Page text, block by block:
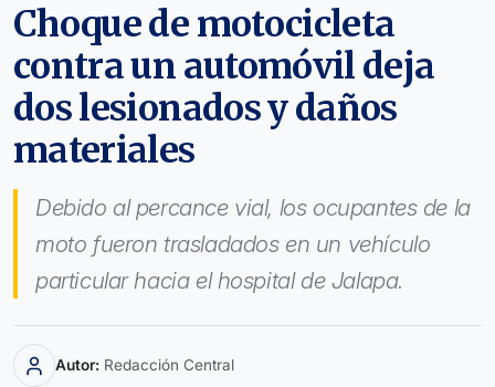
Choque de motocicleta
contra un automóvil deja
dos lesionados y daños
materiales
Debido al percance vial, los ocupantes de la
moto fueron trasladados en un vehículo
particular hacia el hospital de Jalapa.
Autor: Redacción Central